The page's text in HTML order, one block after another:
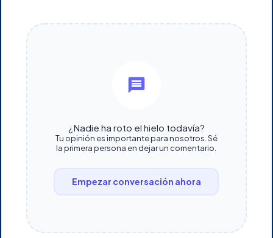
¿Nadie ha roto el hielo todavía?
Tu opinión es importante para nosotros. Sé
la primera persona en dejar un comentario.
Empezar conversación ahora